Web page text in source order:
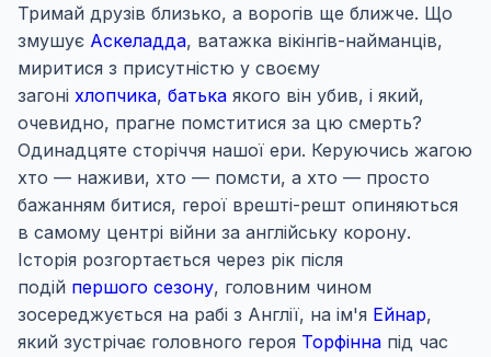
Тримай друзів близько, а ворогів ще ближче. Що
змушує Аскеладда, ватажка вікінгів-найманців,
миритися з присутністю у своєму
загоні хлопчика, батька якого він убив, і який,
очевидно, прагне помститися за цю смерть?
Одинадцяте сторіччя нашої ери. Керуючись жагою
хто — наживи, хто — помсти, а хто — просто
бажанням битися, герої врешті-решт опиняються
в самому центрі війни за англійську корону.
Історія розгортається через рік після
подій першого сезону, головним чином
зосереджується на рабі з Англії, на ім'я Ейнар,
який зустрічає головного героя Торфінна під час